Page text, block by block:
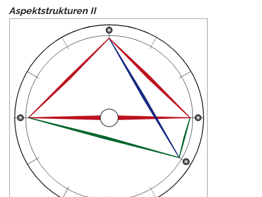
Aspektstrukturen II